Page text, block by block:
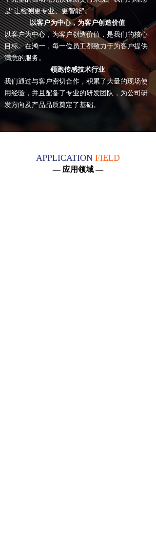
是“让检测更专业、更智能”。
以客户为中心，为客户创造价值
以客户为中心，为客户创造价值，是我们的核心
目标。在鸿一，每一位员工都致力于为客户提供
满意的服务。
领跑传感技术行业
我们通过与客户密切合作，积累了大量的现场使
用经验，并且配备了专业的研发团队，为公司研
发方向及产品品质奠定了基础。
APPLICATION FIELD
— 应用领域 —